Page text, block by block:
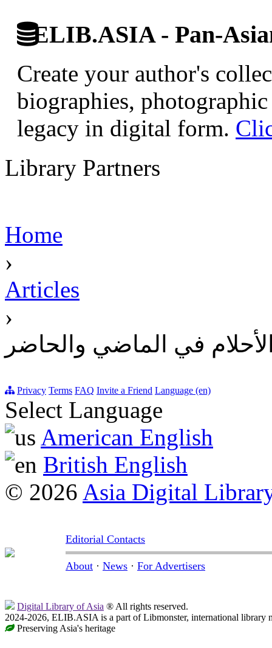
ELIB.ASIA - Pan-
Create your author's
biographies,
legacy in digital form.
Library Partners
Home
›
Articles
›
في الماضي والحاضر
Privacy Terms FAQ Invite a Friend Language (en)
Select Language
American English
British English
© 2026 Asia Digital
Editorial Contacts
About · News · For Advertisers
Digital Library of Asia ® All rights reserved.
2024-2026, ELIB.ASIA is a part of Libmonster, international library
Preserving Asia's heritage